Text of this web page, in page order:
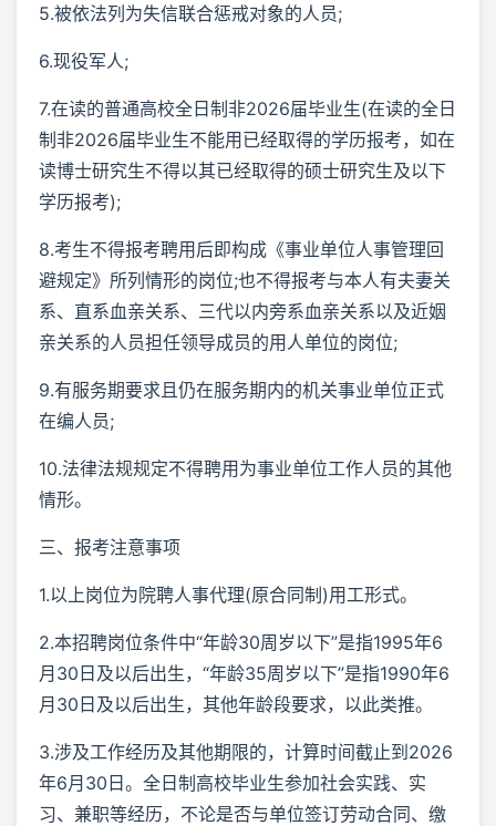
5.被依法列为失信联合惩戒对象的人员;
6.现役军人;
7.在读的普通高校全日制非2026届毕业生(在读的全日
制非2026届毕业生不能用已经取得的学历报考，如在
读博士研究生不得以其已经取得的硕士研究生及以下
学历报考);
8.考生不得报考聘用后即构成《事业单位人事管理回
避规定》所列情形的岗位;也不得报考与本人有夫妻关
系、直系血亲关系、三代以内旁系血亲关系以及近姻
亲关系的人员担任领导成员的用人单位的岗位;
9.有服务期要求且仍在服务期内的机关事业单位正式
在编人员;
10.法律法规规定不得聘用为事业单位工作人员的其他
情形。
三、报考注意事项
1.以上岗位为院聘人事代理(原合同制)用工形式。
2.本招聘岗位条件中“年龄30周岁以下”是指1995年6
月30日及以后出生，“年龄35周岁以下”是指1990年6
月30日及以后出生，其他年龄段要求，以此类推。
3.涉及工作经历及其他期限的，计算时间截止到2026
年6月30日。全日制高校毕业生参加社会实践、实
习、兼职等经历，不论是否与单位签订劳动合同、缴